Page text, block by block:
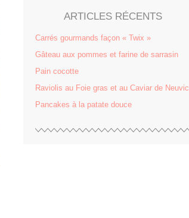
ARTICLES RÉCENTS
Carrés gourmands façon « Twix »
Gâteau aux pommes et farine de sarrasin
Pain cocotte
Raviolis au Foie gras et au Caviar de Neuvic
Pancakes à la patate douce